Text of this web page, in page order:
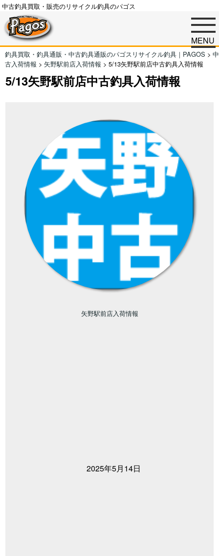
中古釣具買取・販売のリサイクル釣具のパゴス
MENU
釣具買取・釣具通販・中古釣具通販のパゴスリサイクル釣具｜PAGOS > 中
古入荷情報 > 矢野駅前店入荷情報 > 5/13矢野駅前店中古釣具入荷情報
5/13矢野駅前店中古釣具入荷情報
矢野駅前店入荷情報
2025年5月14日